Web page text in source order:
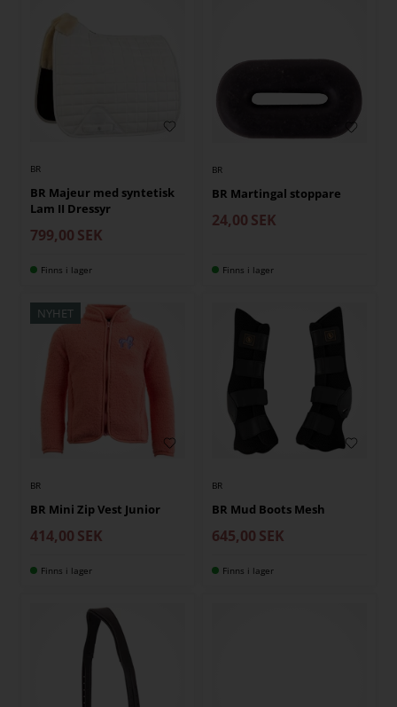
BR
BR Majeur med syntetisk
Lam II Dressyr
799,00 SEK
Finns i lager
BR
BR Martingal stoppare
24,00 SEK
Finns i lager
NYHET
BR
BR Mini Zip Vest Junior
414,00 SEK
Finns i lager
BR
BR Mud Boots Mesh
645,00 SEK
Finns i lager